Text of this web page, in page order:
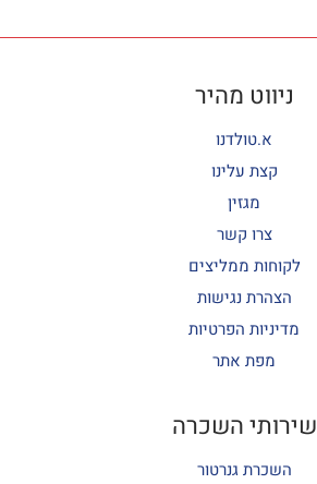
ניווט מהיר
א.טולדנו
קצת עלינו
מגזין
צרו קשר
לקוחות ממליצים
הצהרת נגישות
מדיניות הפרטיות
מפת אתר
שירותי השכרה
השכרת גנרטור